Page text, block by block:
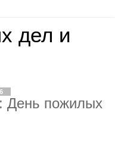
дел и
День пожилых